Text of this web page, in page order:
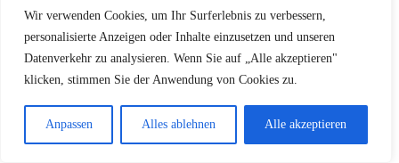
Wir verwenden Cookies, um Ihr Surferlebnis zu verbessern,
personalisierte Anzeigen oder Inhalte einzusetzen und unseren
Datenverkehr zu analysieren. Wenn Sie auf „Alle akzeptieren"
klicken, stimmen Sie der Anwendung von Cookies zu.
Anpassen Alles ablehnen Alle akzeptieren
ergänzen die persönlichen Treffen und ermöglichen
Austausch rund um die Uhr.
Rechtliche Vorsorge und